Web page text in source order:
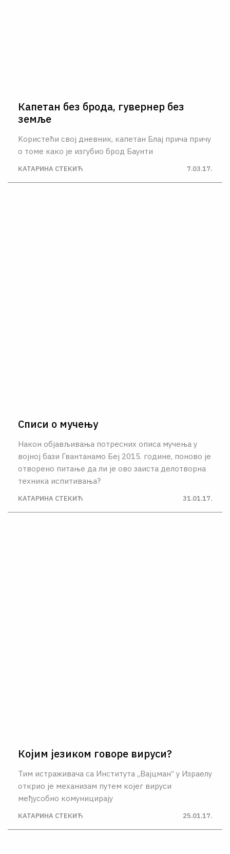
Капетан без брода, гувернер без
земље
Kористећи свој дневник, капетан Блај прича причу
о томе како је изгубио брод Баунти
КАТАРИНА СТЕКИЋ 7.03.17.
Списи о мучењу
Након објављивања потресних описа мучења у
војној бази Гвантанамо Беј 2015. године, поново је
отворено питање да ли је ово заиста делотворна
техника испитивања?
КАТАРИНА СТЕКИЋ 31.01.17.
Којим језиком говоре вируси?
Тим истраживача са Института „Вајцман“ у Израелу
открио је механизам путем којег вируси
међусобно комуницирају
КАТАРИНА СТЕКИЋ 25.01.17.